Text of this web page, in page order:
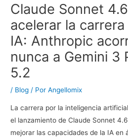
Claude Sonnet
acelerar la
IA: Anthropic
nunca a Gemini 3
5.2
/ Blog / PorAngellomix
La carrera por la inteligencia
el lanzamiento de Claude Sonnet
mejorar las capacidades de la IA en